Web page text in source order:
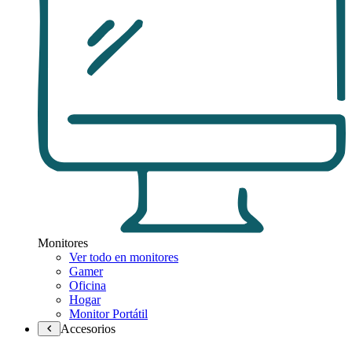
Monitores
Ver todo en monitores
Gamer
Oficina
Hogar
Monitor Portátil
Accesorios